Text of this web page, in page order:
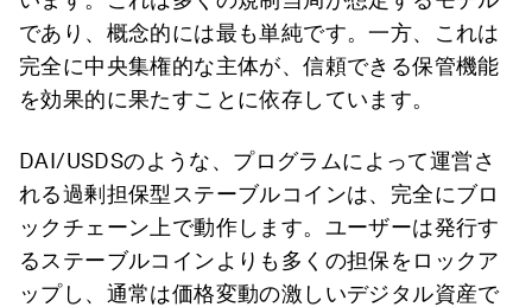
であり、概念的には最も単純です。一方、これは
完全に中央集権的な主体が、信頼できる保管機能
を効果的に果たすことに依存しています。
DAI/USDSのような、プログラムによって運営さ
れる過剰担保型ステーブルコインは、完全にブロ
ックチェーン上で動作します。ユーザーは発行す
るステーブルコインよりも多くの担保をロックア
ップし、通常は価格変動の激しいデジタル資産で